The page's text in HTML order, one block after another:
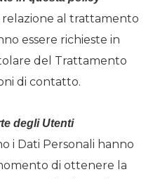
relazione al trattamento
essere richieste in
del Trattamento
di contatto.
degli Utenti
i Dati Personali hanno
di ottenere la